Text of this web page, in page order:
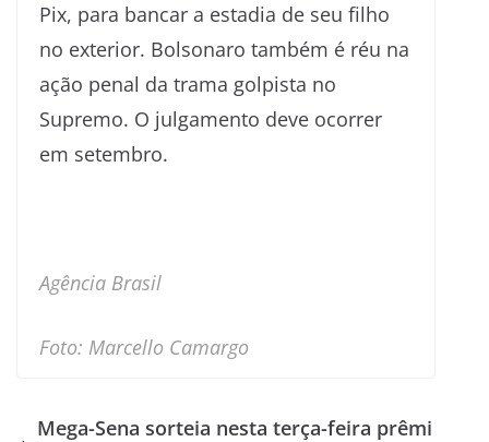
Pix, para bancar a estadia de seu filho
no exterior. Bolsonaro também é réu na
ação penal da trama golpista no
Supremo. O julgamento deve ocorrer
em setembro.
Agência Brasil
Foto: Marcello Camargo
Mega-Sena sorteia nesta terça-feira prêmi